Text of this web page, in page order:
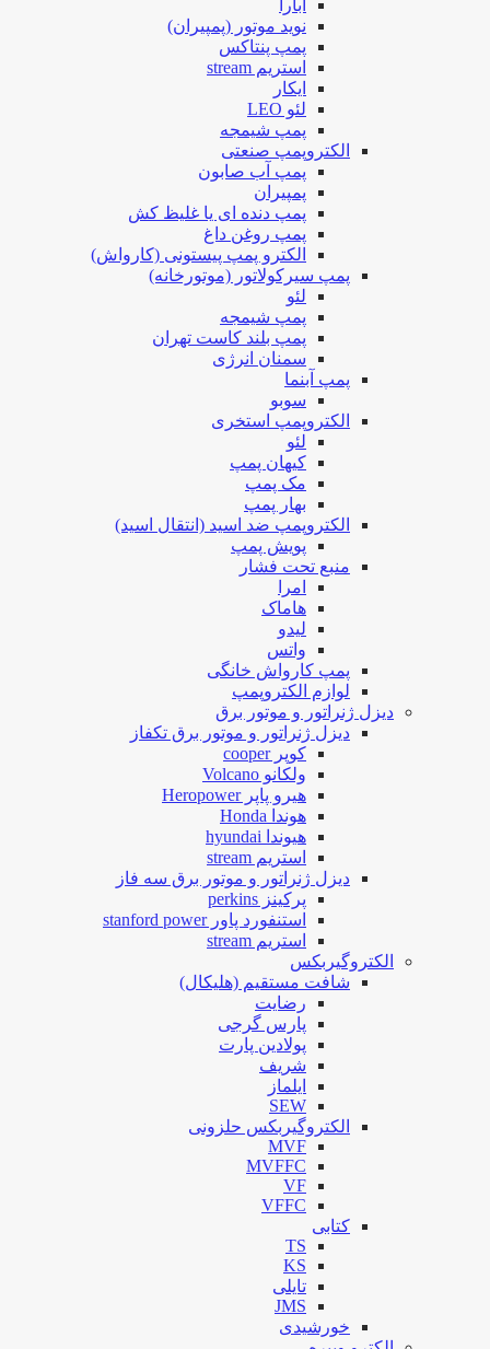
ابارا
نوید موتور (پمپیران)
پمپ پنتاکس
استریم stream
ایکار
لئو LEO
پمپ شیمجه
الکتروپمپ صنعتی
پمپ آب صابون
پمپیران
پمپ دنده ای یا غلیظ کش
پمپ روغن داغ
الکترو پمپ پیستونی (کارواش)
پمپ سیرکولاتور (موتورخانه)
لئو
پمپ شیمجه
پمپ بلند کاست تهران
سمنان انرژی
پمپ آبنما
سوبو
الکتروپمپ استخری
لئو
کیهان پمپ
مک پمپ
بهار پمپ
الکتروپمپ ضد اسید (انتقال اسید)
پویش پمپ
منبع تحت فشار
امرا
هاماک
لیدو
واتس
پمپ کارواش خانگی
لوازم الکتروپمپ
دیزل ژنراتور و موتور برق
دیزل ژنراتور و موتور برق تکفاز
کوپر cooper
ولکانو Volcano
هیرو پاپر Heropower
هوندا Honda
هیوندا hyundai
استریم stream
دیزل ژنراتور و موتور برق سه فاز
پرکینز perkins
استنفورد پاور stanford power
استریم stream
الکتروگیربکس
شافت مستقیم (هلیکال)
رضایت
پارس گرجی
پولادین پارت
شریف
ایلماز
SEW
الکتروگیربکس حلزونی
MVF
MVFFC
VF
VFFC
کتابی
TS
KS
تایلی
JMS
خورشیدی